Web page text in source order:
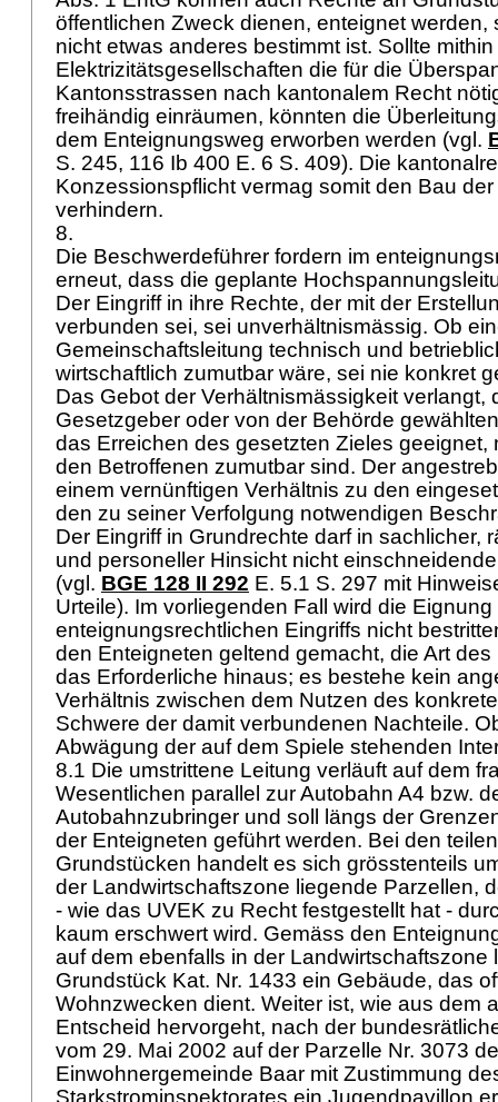
öffentlichen Zweck dienen, enteignet werden,
nicht etwas anderes bestimmt ist. Sollte
Elektrizitätsgesellschaften die für die
Kantonsstrassen nach kantonalem Recht
freihändig einräumen, könnten die
dem Enteignungsweg erworben werden (vgl.
S. 245, 116 Ib 400 E. 6 S. 409). Die
Konzessionspflicht vermag somit den Bau
verhindern.
8.
Die Beschwerdeführer fordern im
erneut, dass die geplante
Der Eingriff in ihre Rechte, der mit der
verbunden sei, sei unverhältnismässig. Ob
Gemeinschaftsleitung technisch und
wirtschaftlich zumutbar wäre, sei nie konkret
Das Gebot der Verhältnismässigkeit verlangt,
Gesetzgeber oder von der Behörde
das Erreichen des gesetzten Zieles geeignet,
den Betroffenen zumutbar sind. Der
einem vernünftigen Verhältnis zu den
den zu seiner Verfolgung notwendigen
Der Eingriff in Grundrechte darf in sachlicher,
und personeller Hinsicht nicht
(vgl. BGE 128 II 292 E. 5.1 S. 297 mit
Urteile). Im vorliegenden Fall wird die Eignung
enteignungsrechtlichen Eingriffs nicht
den Enteigneten geltend gemacht, die Art
das Erforderliche hinaus; es bestehe kein
Verhältnis zwischen dem Nutzen des
Schwere der damit verbundenen Nachteile.
Abwägung der auf dem Spiele stehenden
8.1 Die umstrittene Leitung verläuft auf dem
Wesentlichen parallel zur Autobahn A4 bzw.
Autobahnzubringer und soll längs der
der Enteigneten geführt werden. Bei den
Grundstücken handelt es sich grösstenteils
der Landwirtschaftszone liegende Parzellen,
- wie das UVEK zu Recht festgestellt hat -
kaum erschwert wird. Gemäss den
auf dem ebenfalls in der Landwirtschaftszone
Grundstück Kat. Nr. 1433 ein Gebäude, das
Wohnzwecken dient. Weiter ist, wie aus dem
Entscheid hervorgeht, nach der
vom 29. Mai 2002 auf der Parzelle Nr. 3073
Einwohnergemeinde Baar mit Zustimmung
Starkstrominspektorates ein Jugendpavillon